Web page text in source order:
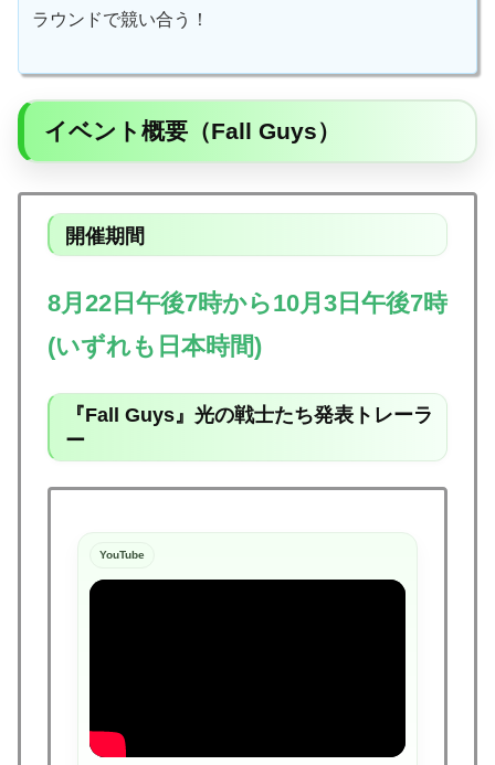
ラウンドで競い合う！
イベント概要（Fall Guys）
開催期間
8月22日午後7時から10月3日午後7時
(いずれも日本時間)
『Fall Guys』光の戦士たち発表トレーラ
ー